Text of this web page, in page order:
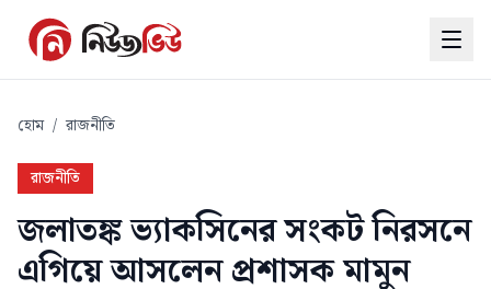
হোম / রাজনীতি
রাজনীতি
জলাতঙ্ক ভ্যাকসিনের সংকট নিরসনে
এগিয়ে আসলেন প্রশাসক মামুন